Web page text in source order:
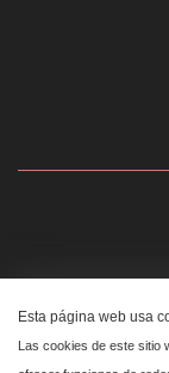
Esta página web usa
Las cookies de este sitio